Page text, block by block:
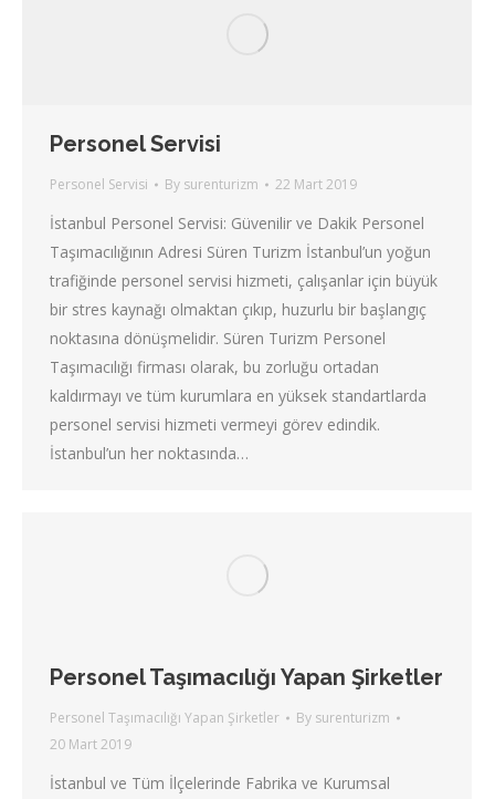
Personel Servisi
Personel Servisi By surenturizm 22 Mart 2019
İstanbul Personel Servisi: Güvenilir ve Dakik Personel
Taşımacılığının Adresi Süren Turizm İstanbul’un yoğun
trafiğinde personel servisi hizmeti, çalışanlar için büyük
bir stres kaynağı olmaktan çıkıp, huzurlu bir başlangıç
noktasına dönüşmelidir. Süren Turizm Personel
Taşımacılığı firması olarak, bu zorluğu ortadan
kaldırmayı ve tüm kurumlara en yüksek standartlarda
personel servisi hizmeti vermeyi görev edindik.
İstanbul’un her noktasında…
Personel Taşımacılığı Yapan Şirketler
Personel Taşımacılığı Yapan Şirketler By surenturizm
20 Mart 2019
İstanbul ve Tüm İlçelerinde Fabrika ve Kurumsal